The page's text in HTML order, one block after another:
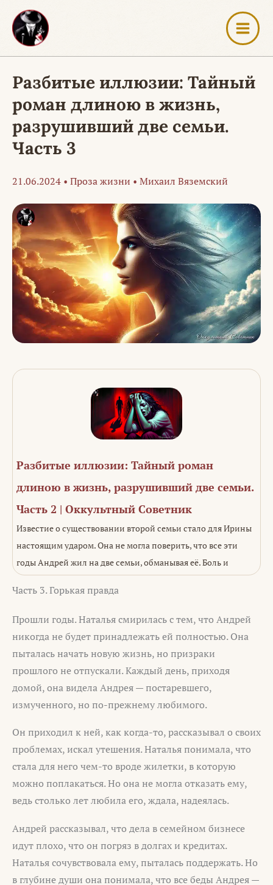
Перейти
содержимому
Разбитые иллюзии: Тайный
роман длиною в жизнь,
разрушивший две семьи.
Часть 3
21.06.2024 • Проза жизни • Михаил Вяземский
Разбитые иллюзии: Тайный роман
длиною в жизнь, разрушивший две семьи.
Часть 2 | Оккультный Советник
Известие о существовании второй семьи стало для Ирины
настоящим ударом. Она не могла поверить, что все эти
годы Андрей жил на две семьи, обманывая её. Боль и
Часть 3. Горькая правда
Прошли годы. Наталья смирилась с тем, что Андрей
никогда не будет принадлежать ей полностью. Она
пыталась начать новую жизнь, но призраки
прошлого не отпускали. Каждый день, приходя
домой, она видела Андрея — постаревшего,
измученного, но по-прежнему любимого.
Он приходил к ней, как когда-то, рассказывал о своих
проблемах, искал утешения. Наталья понимала, что
стала для него чем-то вроде жилетки, в которую
можно поплакаться. Но она не могла отказать ему,
ведь столько лет любила его, ждала, надеялась.
Андрей рассказывал, что дела в семейном бизнесе
идут плохо, что он погряз в долгах и кредитах.
Наталья сочувствовала ему, пыталась поддержать. Но
в глубине души она понимала, что все беды Андрея —